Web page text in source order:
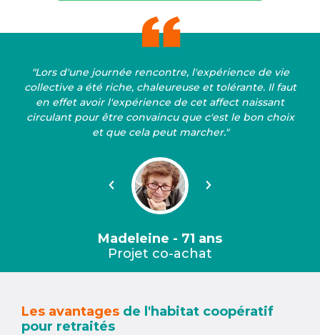
"Lors d'une journée rencontre, l'expérience de vie
collective a été riche, chaleureuse et tolérante. Il faut
en effet avoir l'expérience de cet affect naissant
circulant pour être convaincu que c'est le bon choix
et que cela peut marcher."
Précédent Suivant
Madeleine - 71 ans
Projet co-achat
Les avantages de l'habitat coopératif
pour retraités